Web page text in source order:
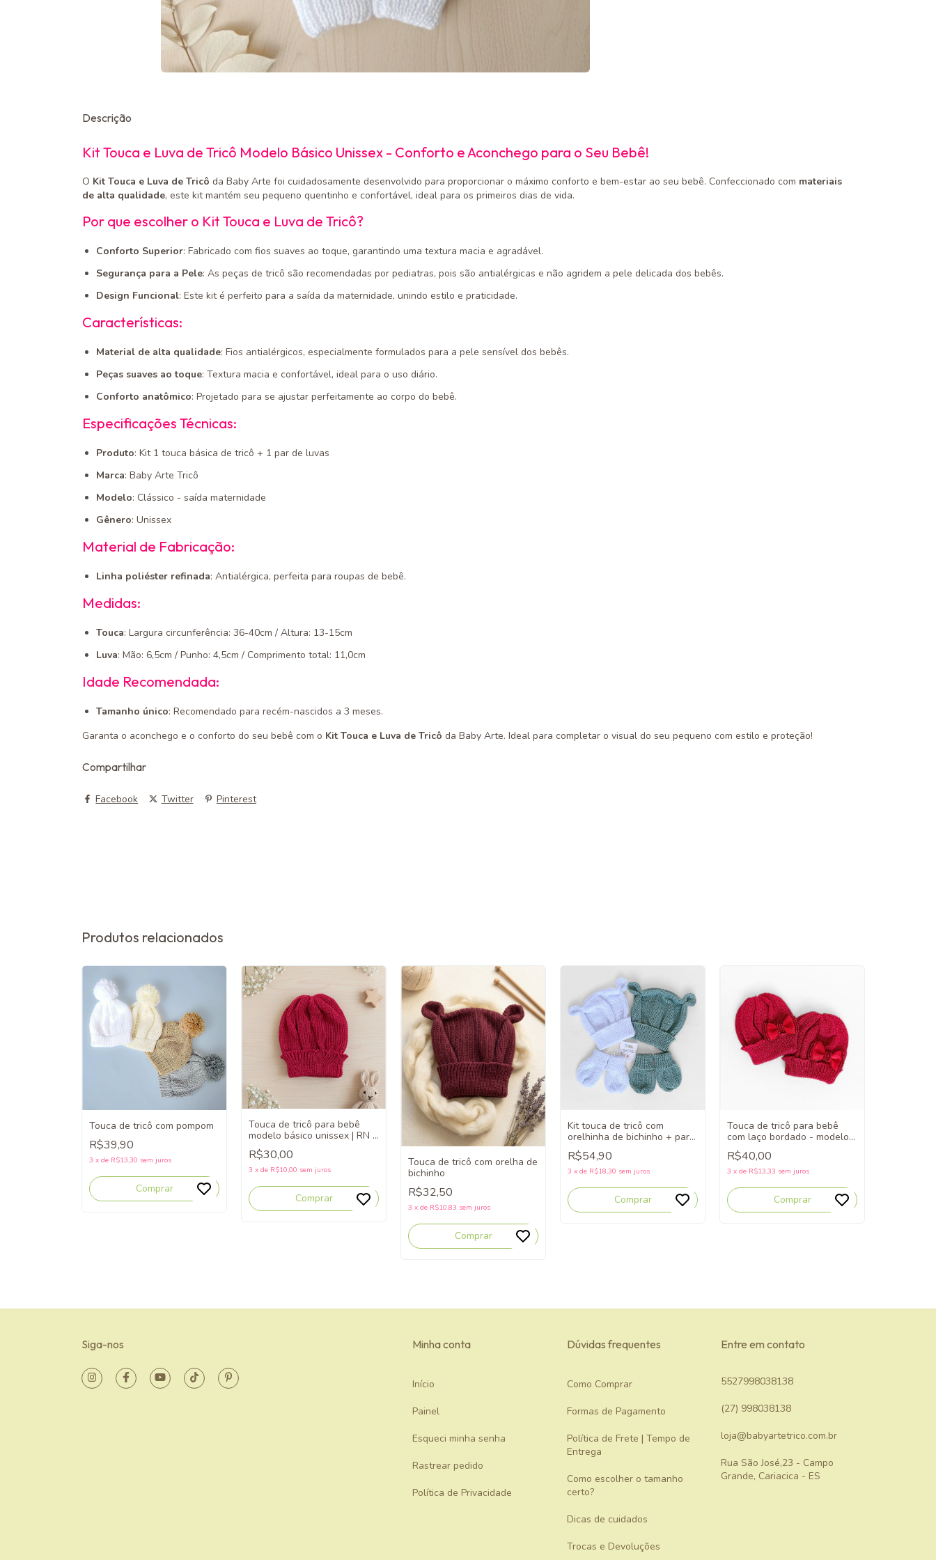
Descrição
Kit Touca e Luva de Tricô Modelo Básico Unissex - Conforto e Aconchego para o Seu Bebê!
O Kit Touca e Luva de Tricô da Baby Arte foi cuidadosamente desenvolvido para proporcionar o máximo conforto e bem-estar ao seu bebê. Confeccionado com materiais
de alta qualidade, este kit mantém seu pequeno quentinho e confortável, ideal para os primeiros dias de vida.
Por que escolher o Kit Touca e Luva de Tricô?
Conforto Superior: Fabricado com fios suaves ao toque, garantindo uma textura macia e agradável.
Segurança para a Pele: As peças de tricô são recomendadas por pediatras, pois são antialérgicas e não agridem a pele delicada dos bebês.
Design Funcional: Este kit é perfeito para a saída da maternidade, unindo estilo e praticidade.
Características:
Material de alta qualidade: Fios antialérgicos, especialmente formulados para a pele sensível dos bebês.
Peças suaves ao toque: Textura macia e confortável, ideal para o uso diário.
Conforto anatômico: Projetado para se ajustar perfeitamente ao corpo do bebê.
Especificações Técnicas:
Produto: Kit 1 touca básica de tricô + 1 par de luvas
Marca: Baby Arte Tricô
Modelo: Clássico - saída maternidade
Gênero: Unissex
Material de Fabricação:
Linha poliéster refinada: Antialérgica, perfeita para roupas de bebê.
Medidas:
Touca: Largura circunferência: 36-40cm / Altura: 13-15cm
Luva: Mão: 6,5cm / Punho: 4,5cm / Comprimento total: 11,0cm
Idade Recomendada:
Tamanho único: Recomendado para recém-nascidos a 3 meses.
Garanta o aconchego e o conforto do seu bebê com o Kit Touca e Luva de Tricô da Baby Arte. Ideal para completar o visual do seu pequeno com estilo e proteção!
Compartilhar
Facebook Twitter Pinterest
Produtos relacionados
Touca de tricô com pompom
R$39,90
3 x de R$13,30 sem juros
Comprar
Touca de tricô para bebê
modelo básico unissex | RN a
3 meses
R$30,00
3 x de R$10,00 sem juros
Comprar
Touca de tricô com orelha de
bichinho
R$32,50
3 x de R$10,83 sem juros
Comprar
Kit touca de tricô com
orelhinha de bichinho + par
de luvas - modelo unissex
R$54,90
3 x de R$18,30 sem juros
Comprar
Touca de tricô para bebê
com laço bordado - modelo
feminino
R$40,00
3 x de R$13,33 sem juros
Comprar
Siga-nos Minha conta
Início
Painel
Esqueci minha senha
Rastrear pedido
Política de Privacidade
Dúvidas frequentes
Como Comprar
Formas de Pagamento
Política de Frete | Tempo de
Entrega
Como escolher o tamanho
certo?
Dicas de cuidados
Trocas e Devoluções
Entre em contato
5527998038138
(27) 998038138
loja@babyartetrico.com.br
Rua São José,23 - Campo
Grande, Cariacica - ES